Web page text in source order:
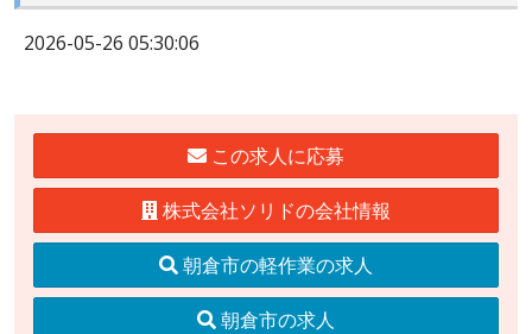
2026-05-26 05:30:06
この求人に応募
株式会社ソリドの会社情報
朝倉市の軽作業の求人
朝倉市の求人